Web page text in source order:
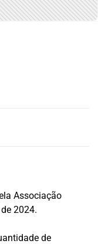
Associação
2024.
de